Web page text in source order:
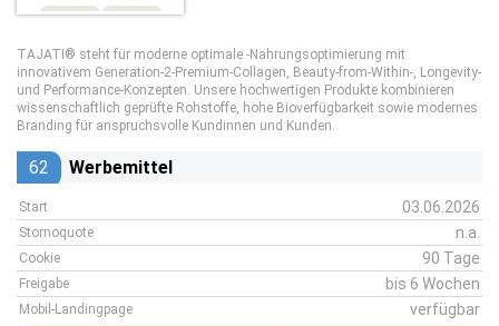
TAJATI® steht für moderne optimale -Nahrungsoptimierung mit
innovativem Generation-2-Premium-Collagen, Beauty-from-Within-, Longevity-
und Performance-Konzepten. Unsere hochwertigen Produkte kombinieren
wissenschaftlich geprüfte Rohstoffe, hohe Bioverfügbarkeit sowie modernes
Branding für anspruchsvolle Kundinnen und Kunden.
62 Werbemittel
Start 03.06.2026
Stornoquote n.a.
Cookie 90 Tage
Freigabe bis 6 Wochen
Mobil-Landingpage verfügbar